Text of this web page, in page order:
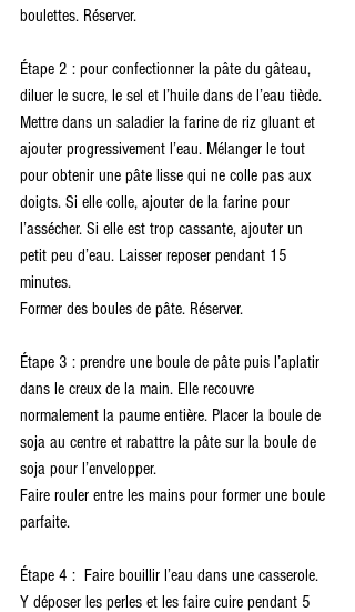
boulettes. Réserver.
Étape 2 : pour confectionner la pâte du gâteau,
diluer le sucre, le sel et l’huile dans de l’eau tiède.
Mettre dans un saladier la farine de riz gluant et
ajouter progressivement l’eau. Mélanger le tout
pour obtenir une pâte lisse qui ne colle pas aux
doigts. Si elle colle, ajouter de la farine pour
l’assécher. Si elle est trop cassante, ajouter un
petit peu d’eau. Laisser reposer pendant 15
minutes.
Former des boules de pâte. Réserver.
Étape 3 : prendre une boule de pâte puis l’aplatir
dans le creux de la main. Elle recouvre
normalement la paume entière. Placer la boule de
soja au centre et rabattre la pâte sur la boule de
soja pour l’envelopper.
Faire rouler entre les mains pour former une boule
parfaite.
Étape 4 :  Faire bouillir l’eau dans une casserole.
Y déposer les perles et les faire cuire pendant 5